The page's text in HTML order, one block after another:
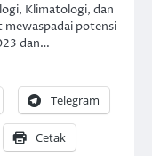
Klimatologi, dan
mewaspadai potensi
dan…
Telegram
Cetak